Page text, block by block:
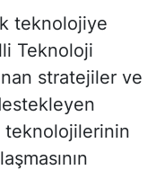
teknolojiye
Teknoloji
stratejiler ve
teknolojilerinin